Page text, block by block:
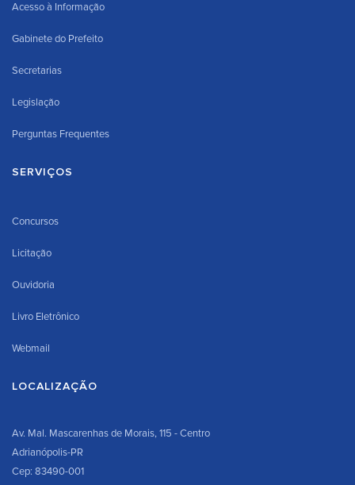
Acesso à Informação
Gabinete do Prefeito
Secretarias
Legislação
Perguntas Frequentes
SERVIÇOS
Concursos
Licitação
Ouvidoria
Livro Eletrônico
Webmail
LOCALIZAÇÃO
Av. Mal. Mascarenhas de Morais, 115 - Centro
Adrianópolis-PR
Cep: 83490-001